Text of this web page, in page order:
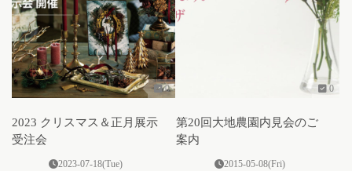
0
2023 クリスマス＆正月展示
受注会
2023-07-18(Tue)
0
第20回大地農園内見会のご
案内
2015-05-08(Fri)